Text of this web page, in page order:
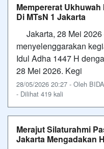
Mempererat
Di MTsN 1 Jakarta
Jakarta, 28 Mei
menyelenggarakan
Idul Adha 1447 H
28 Mei 2026. Kegi
28/05/2026 20:27 - Oleh
- Dilihat 419 kali
Merajut Silaturahmi
Jakarta Mengadakan